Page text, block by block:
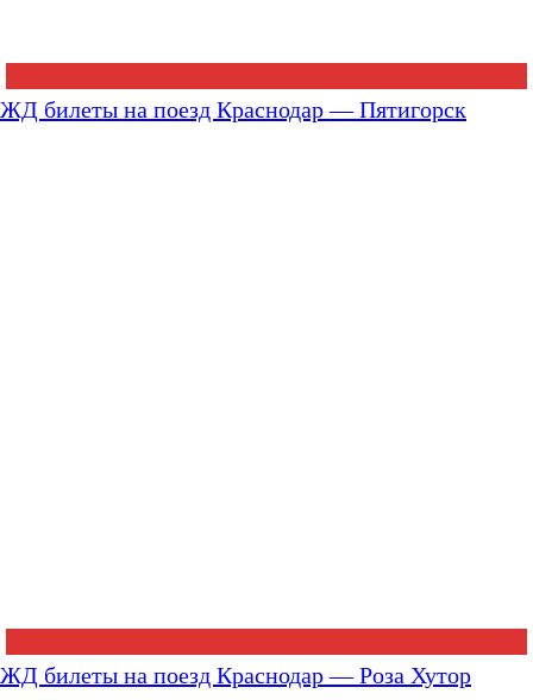
ЖД билеты на поезд Краснодар — Пятигорск
ЖД билеты на поезд Краснодар — Роза Хутор